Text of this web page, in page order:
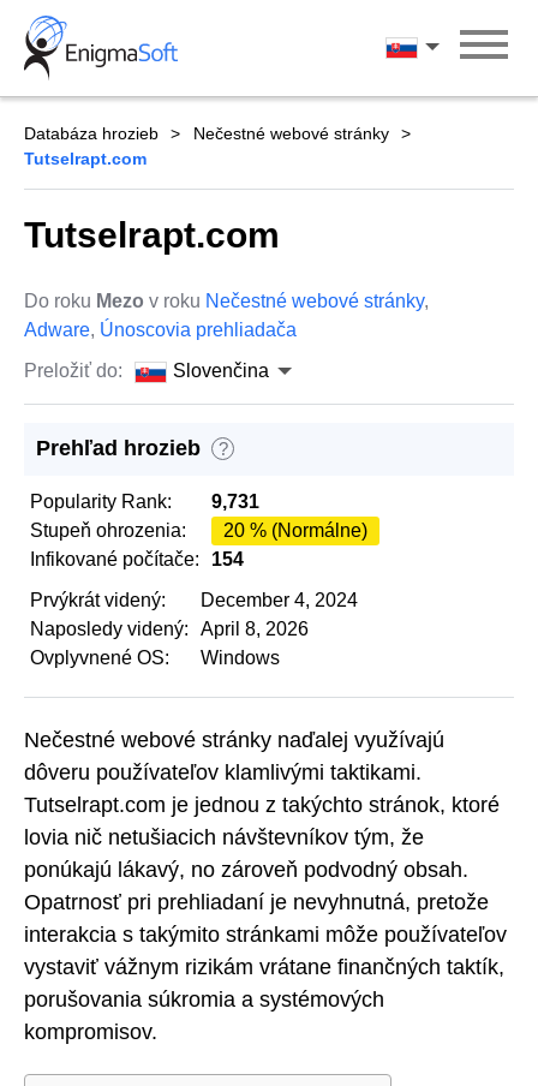
Skip
content
Slovenčina
Databáza hrozieb
Nečestné webové stránky
Tutselrapt.com
Tutselrapt.com
Do roku Mezo v roku Nečestné webové stránky,
Adware, Únoscovia prehliadača
Preložiť do:
Slovenčina
Prehľad hrozieb ?
Popularity Rank:
9,731
Stupeň ohrozenia:
20 % (Normálne)
Infikované počítače:
154
Prvýkrát videný:
December 4, 2024
Naposledy videný:
April 8, 2026
Ovplyvnené OS:
Windows
Nečestné webové stránky naďalej využívajú
dôveru používateľov klamlivými taktikami.
Tutselrapt.com je jednou z takýchto stránok, ktoré
lovia nič netušiacich návštevníkov tým, že
ponúkajú lákavý, no zároveň podvodný obsah.
Opatrnosť pri prehliadaní je nevyhnutná, pretože
interakcia s takýmito stránkami môže používateľov
vystaviť vážnym rizikám vrátane finančných taktík,
porušovania súkromia a systémových
kompromisov.